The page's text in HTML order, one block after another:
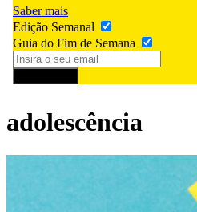
Saber mais
Edição Semanal
Guia do Fim de Semana
adolescência